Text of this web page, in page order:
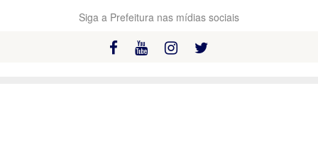
Siga a Prefeitura nas mídias sociais